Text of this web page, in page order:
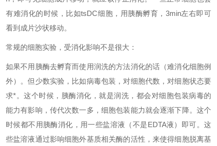
有难消化的时候，比如tsDC细胞，用胰酶孵育，3min左右即可
看到成片沙状移动。
常规的细胞实验，受消化影响不是很大：
如果不用胰酶去孵育而使用润洗的方法消化的话（难消化细胞例
外）。但少数实验，比如病毒包装，对细胞代数，对细胞状态要
求*。这个时候，胰酶消化，就是润洗，都会对细胞包装病毒的
能力有影响，传代次数一多，细胞包装能力就会逐渐下降。这个
时候都不用胰酶消化，用一些盐溶液（不是EDTA液）即可。这
些盐溶液通过影响细胞外基质相关酶的活性，来使得细胞脱离基